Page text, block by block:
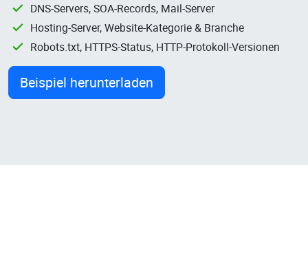
DNS-Servers, SOA-Records, Mail-Server
Hosting-Server, Website-Kategorie & Branche
Robots.txt, HTTPS-Status, HTTP-Protokoll-Versionen
Beispiel herunterladen